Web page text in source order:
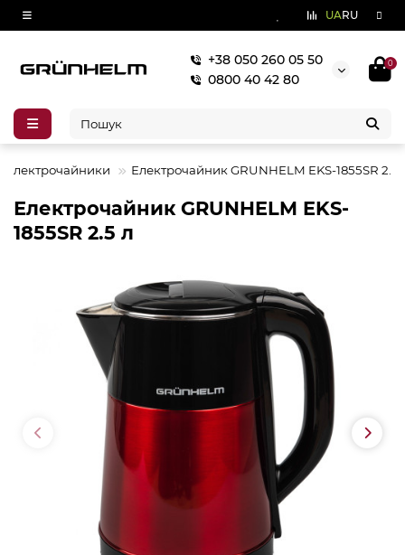
UARU
+38 050 260 05 50
0800 40 42 80
0
Електрочайники Електрочайник GRUNHELM EKS-1855SR 2.5
Електрочайник GRUNHELM EKS-
1855SR 2.5 л